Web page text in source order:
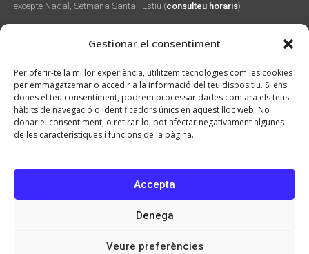
Gestionar el consentiment
Per oferir-te la millor experiència, utilitzem tecnologies com les cookies
per emmagatzemar o accedir a la informació del teu dispositiu. Si ens
dones el teu consentiment, podrem processar dades com ara els teus
hàbits de navegació o identificadors únics en aquest lloc web. No
donar el consentiment, o retirar-lo, pot afectar negativament algunes
de les característiques i funcions de la pàgina.
Accepta
Denega
Veure preferències
excepte Nadal, Setmana Santa i Estiu (consulteu horaris)
Social
Webs
municipals
Promunsa
Promoció Econòmica
seu.cat
Contacte
Plaça Verdaguer, 2
Sant Just Desvern,
08960
934 804 800
Avís Legal